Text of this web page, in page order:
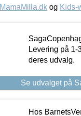
MamaMilla.dk og Kids-
Levering på 1-
deres udvalg.
Se udvalget på
Hos